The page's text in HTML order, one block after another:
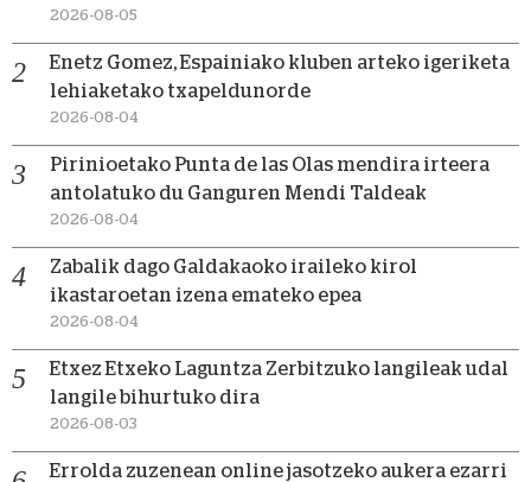
2026-08-05
Enetz Gomez, Espainiako kluben arteko igeriketa
lehiaketako txapeldunorde
2026-08-04
Pirinioetako Punta de las Olas mendira irteera
antolatuko du Ganguren Mendi Taldeak
2026-08-04
Zabalik dago Galdakaoko iraileko kirol
ikastaroetan izena emateko epea
2026-08-04
Etxez Etxeko Laguntza Zerbitzuko langileak udal
langile bihurtuko dira
2026-08-03
Errolda zuzenean online jasotzeko aukera ezarri